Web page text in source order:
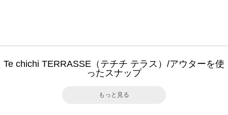
Te chichi TERRASSE（テチチ テラス）/アウターを使
ったスナップ
もっと見る